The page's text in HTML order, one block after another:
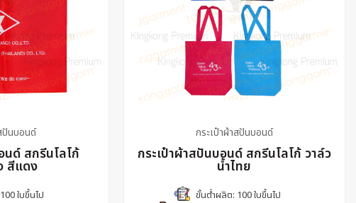
ปันบอนด์
นด์ สกรีนโลโก้
สีแดง
ใบขึ้นไป
กระเป๋าผ้าสปันบอนด์
กระเป๋าผ้าสปันบอนด์ สกรีนโลโก้ วาล์ว
น้ำไทย
ขั้นต่ำผลิต: 100 ใบขึ้นไป